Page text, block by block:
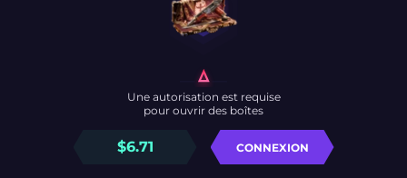
$6.71 CONNEXION
Une autorisation est requise
pour ouvrir des boîtes